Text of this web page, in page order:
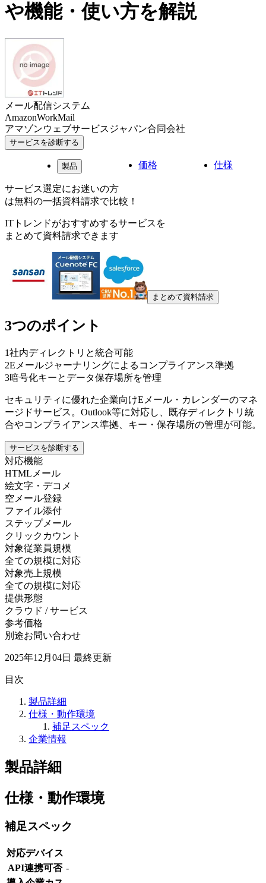
や機能・使い方を解説
メール配信システム
AmazonWorkMail
アマゾンウェブサービスジャパン合同会社
サービスを診断する
製品 価格 仕様
サービス選定にお迷いの方
は無料の一括資料請求で比較！
ITトレンドがおすすめするサービスを
まとめて資料請求できます
まとめて資料請求
3つのポイント
1社内ディレクトリと統合可能
2Eメールジャーナリングによるコンプライアンス準拠
3暗号化キーとデータ保存場所を管理
セキュリティに優れた企業向けEメール・カレンダーのマネ
ージドサービス。Outlook等に対応し、既存ディレクトリ統
合やコンプライアンス準拠、キー・保存場所の管理が可能。
サービスを診断する
対応機能
HTMLメール
絵文字・デコメ
空メール登録
ファイル添付
ステップメール
クリックカウント
対象従業員規模
全ての規模に対応
対象売上規模
全ての規模に対応
提供形態
クラウド / サービス
参考価格
別途お問い合わせ
2025年12月04日 最終更新
目次
製品詳細
仕様・動作環境
補足スペック
企業情報
製品詳細
仕様・動作環境
補足スペック
対応デバイス
API連携可否 -